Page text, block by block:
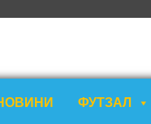
ФУТЗАЛ